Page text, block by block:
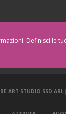
ART STUDIO SSD
Definisci le